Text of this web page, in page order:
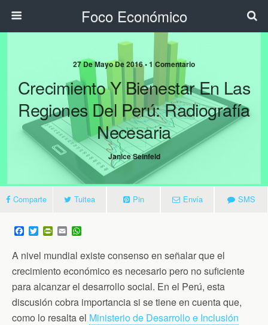
Foco Económico
27 De Mayo De 2016 • 1 Comentario
Crecimiento Y Bienestar En Las
Regiones Del Perú: Radiografía
Necesaria
Janice Seinfeld
Comparte Tuitea Pin Envía SMS
F
a
c
e
b
o
o
k
T
w
i
t
t
e
r
P
n
t
F
r
e
n
E
m
a
i
l
t
s
A
p
p
A nivel mundial existe consenso en señalar que el
crecimiento económico es necesario pero no suficiente
para alcanzar el desarrollo social. En el Perú, esta
discusión cobra importancia si se tiene en cuenta que,
como lo resalta el Ministerio de Desarrollo e Inclusión